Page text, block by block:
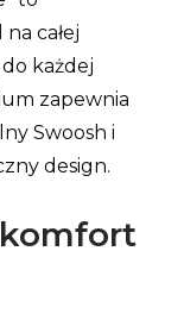
całej
każdej
zapewnia
Swoosh i
design.